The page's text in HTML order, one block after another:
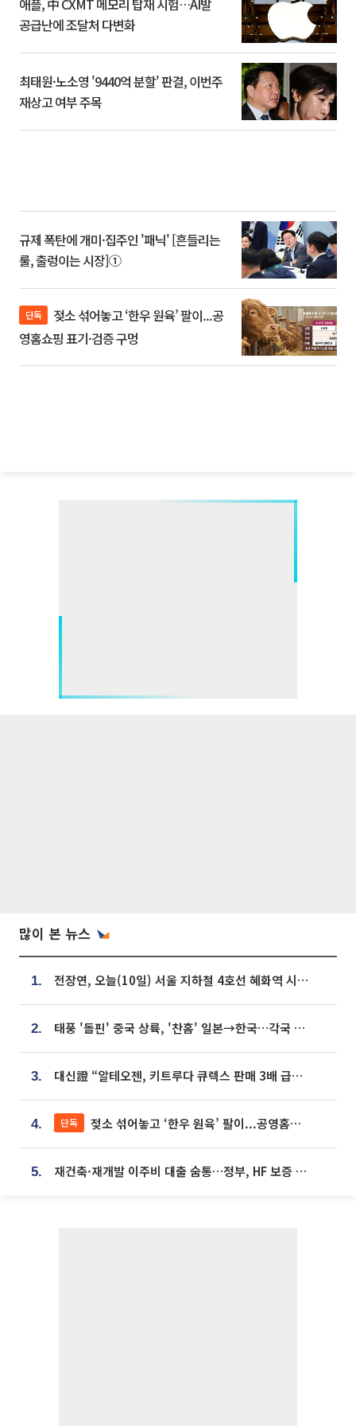
애플, 中 CXMT 메모리 탑재 시험…AI발
공급난에 조달처 다변화
최태원·노소영 '9440억 분할' 판결, 이번주
재상고 여부 주목
규제 폭탄에 개미·집주인 '패닉' [흔들리는
룰, 출렁이는 시장]①
단독
영홈쇼핑 표기·검증 구멍
많이 본 뉴스
1. 전장연, 오늘(10일) 서울 지하철 4호선 혜화역 시위…1호선 용산역 무정차
2. 태풍 '돌핀' 중국 상륙, '찬홈' 일본→한국…각국 기상청 예상 경로는?
3. 대신證 “알테오젠, 키트루다 큐렉스 판매 3배 급증…목표가 41만원 상향”
4. 단독 젖소 섞어놓고 ‘한우 원육’ 팔이...공영홈쇼핑 표기·검증 구멍
5. 재건축·재개발 이주비 대출 숨통…정부, HF 보증 신설 추진